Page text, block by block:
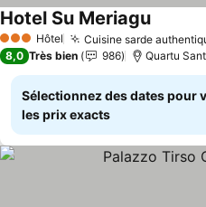
3 ÉtoilesHôtel Cuisine sarde
Hotel Su Meriagu
8,0 Très bien 986 Quartu
Sélectionnez des dates pour
les prix exacts